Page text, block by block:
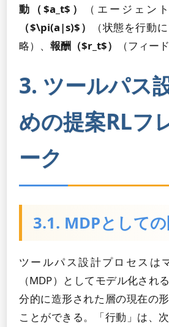
動（$a_t$）
（エージェン
（$\pi(a|s)$）
（状態を行動
略）、 報酬（$r_t$） （フィー
3. ツールパス
めの提案RLフ
ーク
3.1. MDPとして
ツールパス設計プロセスは
（MDP）としてモデル化され
分的に造形された層の現在の
ことができる。「行動」は、